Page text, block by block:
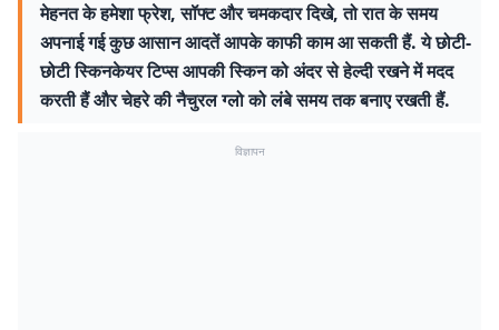
मेहनत के हमेशा फ्रेश, सॉफ्ट और चमकदार दिखे, तो रात के समय
अपनाई गई कुछ आसान आदतें आपके काफी काम आ सकती हैं. ये छोटी-
छोटी स्किनकेयर टिप्स आपकी स्किन को अंदर से हेल्दी रखने में मदद
करती हैं और चेहरे की नैचुरल ग्लो को लंबे समय तक बनाए रखती हैं.
विज्ञापन